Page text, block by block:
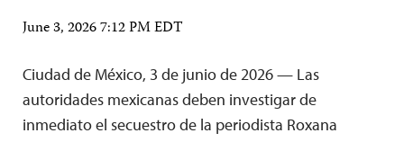
June 3, 2026 7:12 PM EDT
Ciudad de México, 3 de junio de 2026 — Las
autoridades mexicanas deben investigar de
inmediato el secuestro de la periodista Roxana